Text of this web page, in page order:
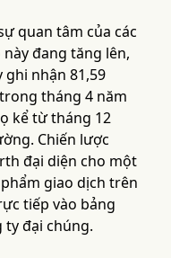
quan tâm của các
đang tăng lên,
ghi nhận 81,59
tháng 4 năm
kể từ tháng 12
Chiến lược
đại diện cho một
giao dịch trên
tiếp vào bảng
ty đại chúng.